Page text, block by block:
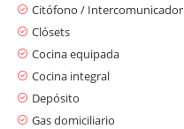
Citófono / Intercomunicador
Clósets
Cocina equipada
Cocina integral
Depósito
Gas domiciliario